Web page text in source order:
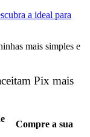
a ideal para
mais simples e
Pix mais
Compre a sua